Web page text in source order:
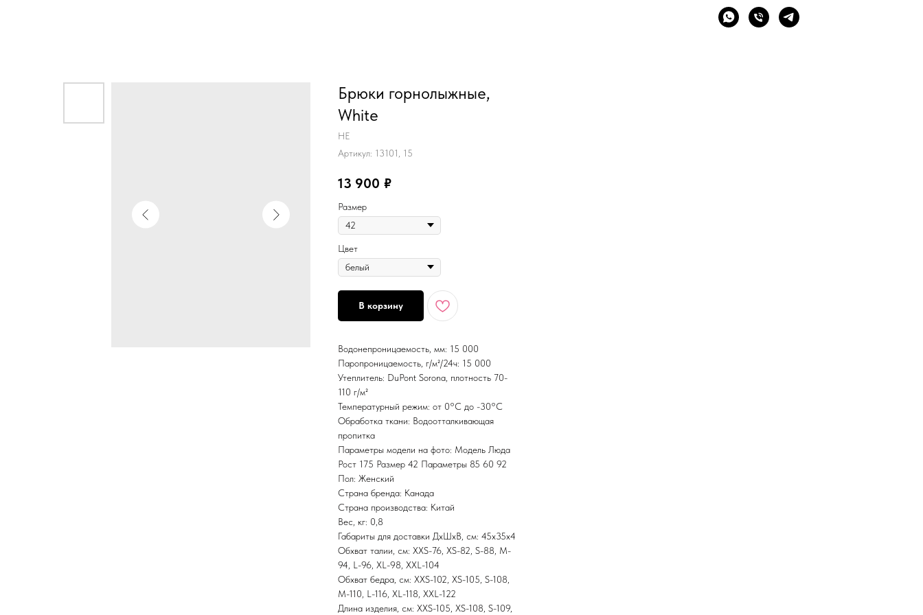
Брюки горнолыжные,
White
HE
Артикул: 13101, 15
13 900 ₽
Размер
Цвет
В корзину
Водонепроницаемость, мм: 15 000
Паропроницаемость, г/м²/24ч: 15 000
Утеплитель: DuPont Sorona, плотность 70-
110 г/м²
Температурный режим: от 0°С до -30°С
Обработка ткани: Водоотталкивающая
пропитка
Параметры модели на фото: Модель Люда
Рост 175 Размер 42 Параметры 85 60 92
Пол: Женский
Страна бренда: Канада
Страна производства: Китай
Вес, кг: 0,8
Габариты для доставки ДхШхВ, см: 45х35х4
Обхват талии, см: XXS-76, XS-82, S-88, M-
94, L-96, XL-98, XXL-104
Обхват бедра, см: XXS-102, XS-105, S-108,
M-110, L-116, XL-118, XXL-122
Длина изделия, см: XXS-105, XS-108, S-109,